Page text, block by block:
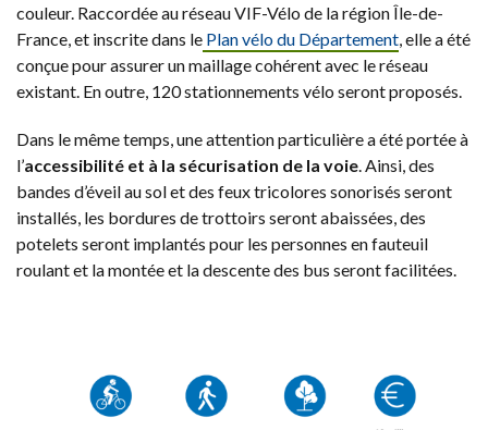
couleur. Raccordée au réseau VIF-Vélo de la région Île-de-
France, et inscrite dans le Plan vélo du Département , elle a été
conçue pour assurer un maillage cohérent avec le réseau
existant. En outre, 120 stationnements vélo seront proposés.
Dans le même temps, une attention particulière a été portée à
l’accessibilité et à la sécurisation de la voie . Ainsi, des
bandes d’éveil au sol et des feux tricolores sonorisés seront
installés, les bordures de trottoirs seront abaissées, des
potelets seront implantés pour les personnes en fauteuil
roulant et la montée et la descente des bus seront facilitées.